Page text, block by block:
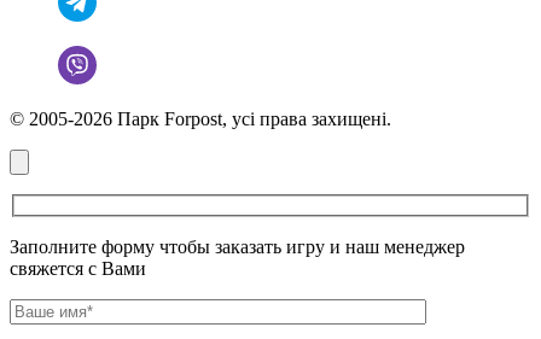
© 2005-2026 Парк Forpost, усі права захищені.
Заполните форму чтобы заказать игру и наш менеджер
свяжется с Вами